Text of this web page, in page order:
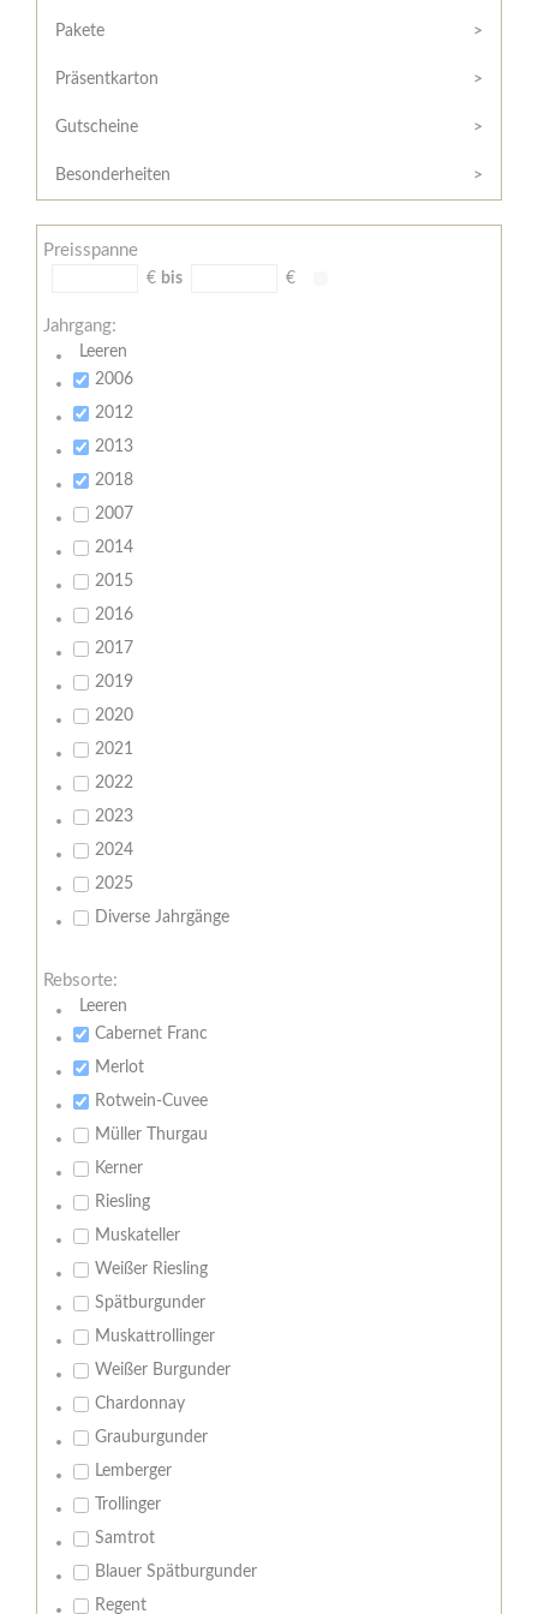
/
Widerrufsformular
AGB
Zahlungsbedingungen
Meine
Pakete
Präsentkarton
Gutscheine
Besonderheiten
Preisspanne
€ bis €
Jahrgang:
Leeren
2006
2012
2013
2018
2007
2014
2015
2016
2017
2019
2020
2021
2022
2023
2024
2025
Diverse Jahrgänge
Rebsorte:
Leeren
Cabernet Franc
Merlot
Rotwein-Cuvee
Müller Thurgau
Kerner
Riesling
Muskateller
Weißer Riesling
Spätburgunder
Muskattrollinger
Weißer Burgunder
Chardonnay
Grauburgunder
Lemberger
Trollinger
Samtrot
Blauer Spätburgunder
Regent